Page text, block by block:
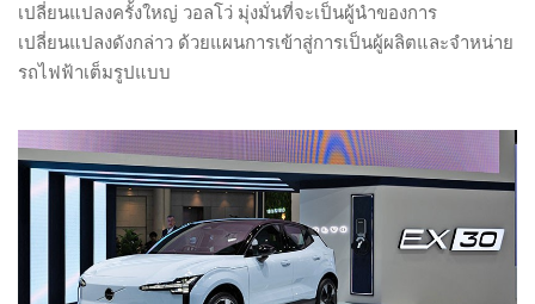
เปลี่ยนแปลงครั้งใหญ่ วอลโว่ มุ่งมั่นที่จะเป็นผู้นำของการ
เปลี่ยนแปลงดังกล่าว ด้วยแผนการเข้าสู่การเป็นผู้ผลิตและจำหน่าย
รถไฟฟ้าเต็มรูปแบบ